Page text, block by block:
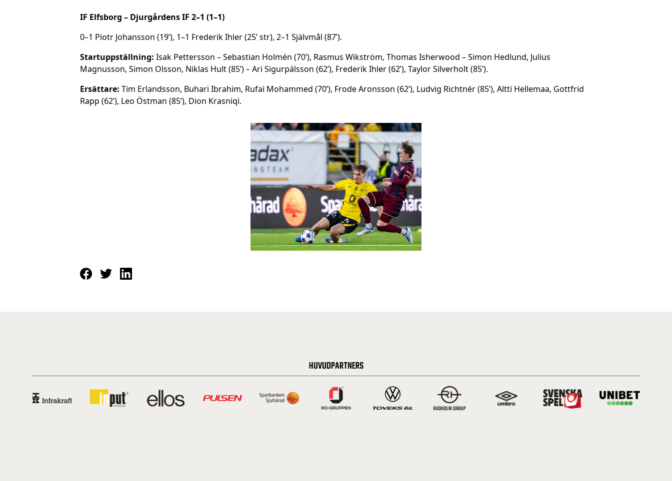
IF Elfsborg – Djurgårdens IF 2–1 (1–1)
0–1 Piotr Johansson (19’), 1–1 Frederik Ihler (25’ str), 2–1 Självmål (87’).
Startuppställning: Isak Pettersson – Sebastian Holmén (70’), Rasmus Wikström, Thomas Isherwood – Simon Hedlund, Julius
Magnusson, Simon Olsson, Niklas Hult (85’) – Ari Sigurpálsson (62’), Frederik Ihler (62’), Taylor Silverholt (85’).
Ersättare: Tim Erlandsson, Buhari Ibrahim, Rufai Mohammed (70’), Frode Aronsson (62’), Ludvig Richtnér (85’), Altti Hellemaa, Gottfrid
Rapp (62’), Leo Östman (85’), Dion Krasniqi.
HUVUDPARTNERS